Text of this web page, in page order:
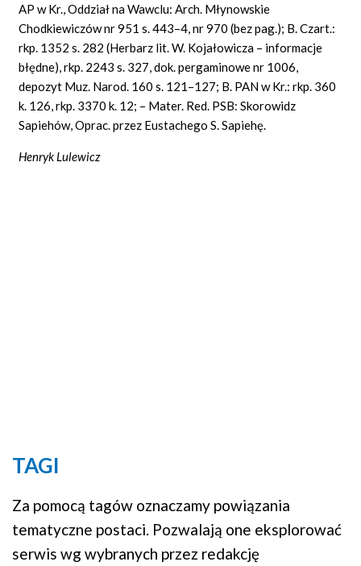
AP w Kr., Oddział na Wawclu: Arch. Młynowskie
Chodkiewiczów nr 951 s. 443–4, nr 970 (bez pag.); B. Czart.:
rkp. 1352 s. 282 (Herbarz lit. W. Kojałowicza – informacje
błędne), rkp. 2243 s. 327, dok. pergaminowe nr 1006,
depozyt Muz. Narod. 160 s. 121–127; B. PAN w Kr.: rkp. 360
k. 126, rkp. 3370 k. 12; – Mater. Red. PSB: Skorowidz
Sapiehów, Oprac. przez Eustachego S. Sapiehę.
Henryk Lulewicz
TAGI
Za pomocą tagów oznaczamy powiązania
tematyczne postaci. Pozwalają one eksplorować
serwis wg wybranych przez redakcję